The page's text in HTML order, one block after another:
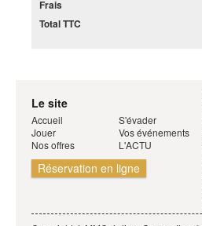
Frais
Total TTC
Le site
Accueil
Jouer
Nos offres
S'évader
Vos événements
L'ACTU
Réservation en ligne